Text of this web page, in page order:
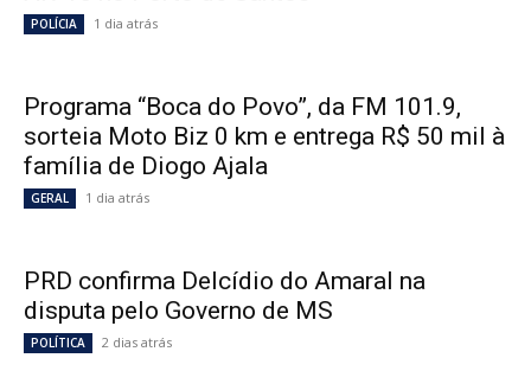
POLÍCIA 1 dia atrás
Programa “Boca do Povo”, da FM 101.9,
sorteia Moto Biz 0 km e entrega R$ 50 mil à
família de Diogo Ajala
GERAL 1 dia atrás
PRD confirma Delcídio do Amaral na
disputa pelo Governo de MS
POLÍTICA 2 dias atrás